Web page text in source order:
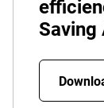
Saving